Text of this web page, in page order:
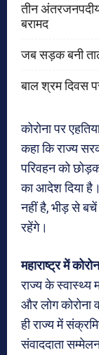
तीन अंतरजनपदीय
बरामद
जब सड़क बनी
बाल श्रम दिवस
कोरोना पर
कहा कि राज्य
परिवहन को
का आदेश दिया है।
नहीं है, भीड़ से
रहेंगे।
महाराष्ट्र में
राज्य के स्वास्थ्य
और लोग
ही राज्य में
संवाददाता